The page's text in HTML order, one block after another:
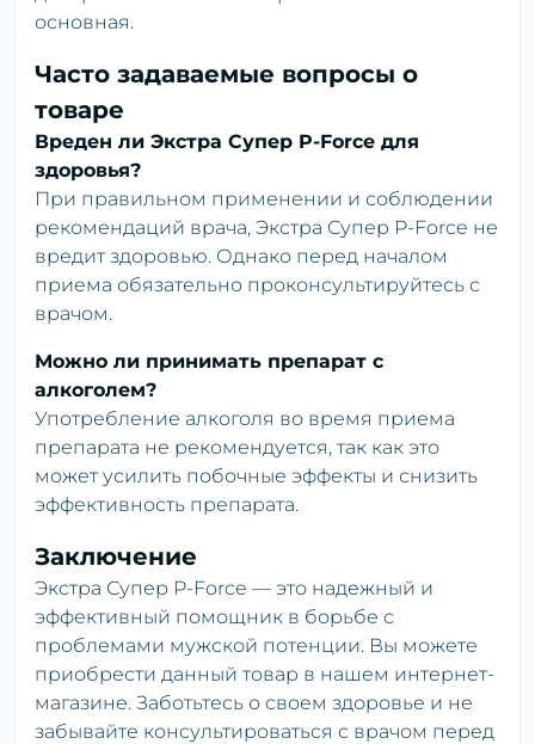
основная.
Часто задаваемые вопросы о
товаре
Вреден ли Экстра Супер P-Force для
здоровья?
При правильном применении и соблюдении
рекомендаций врача, Экстра Супер P-Force не
вредит здоровью. Однако перед началом
приема обязательно проконсультируйтесь с
врачом.
Можно ли принимать препарат с
алкоголем?
Употребление алкоголя во время приема
препарата не рекомендуется, так как это
может усилить побочные эффекты и снизить
эффективность препарата.
Заключение
Экстра Супер P-Force — это надежный и
эффективный помощник в борьбе с
проблемами мужской потенции. Вы можете
приобрести данный товар в нашем интернет-
магазине. Заботьтесь о своем здоровье и не
забывайте консультироваться с врачом перед